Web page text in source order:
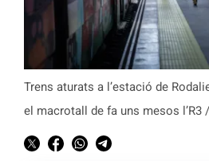
Trens aturats a l’estació de
el macrotall de fa uns mesos l’R3